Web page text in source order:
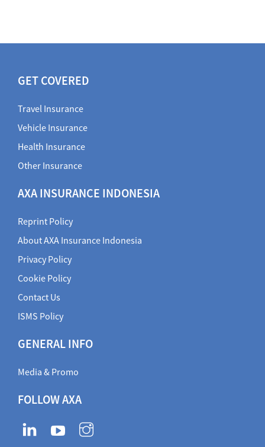
GET COVERED
Travel Insurance
Vehicle Insurance
Health Insurance
Other Insurance
AXA INSURANCE INDONESIA
Reprint Policy
About AXA Insurance Indonesia
Privacy Policy
Cookie Policy
Contact Us
ISMS Policy
GENERAL INFO
Media & Promo
FOLLOW AXA